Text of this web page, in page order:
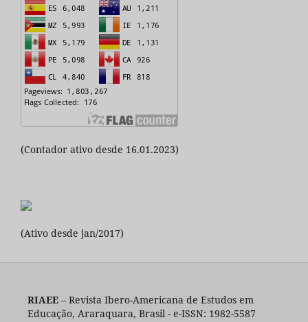
(Contador ativo desde 16.01.2023)
(Ativo desde jan/2017)
RIAEE– Revista Ibero-Americana de Estudos em
Educação, Araraquara, Brasil - e-ISSN: 1982-5587